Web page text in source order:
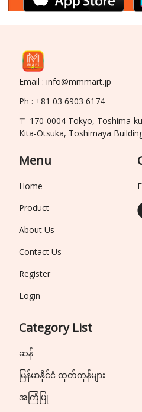
Email : info@mmmart.jp
Ph : +81 03 6903 6174
〒 170-0004 Tokyo, Toshima-
Kita-Otsuka, Toshimaya
Menu
Home
Product
About Us
Contact Us
Register
Login
Category List
ဆန်
မြန်မာနိုင်ငံ ထုတ်ကုန်များ
အကြံပြု